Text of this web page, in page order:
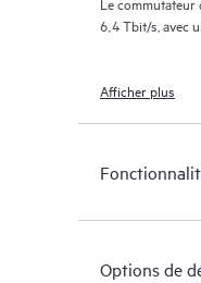
6,4 Tbit/s, avec
Afficher plus
Options de